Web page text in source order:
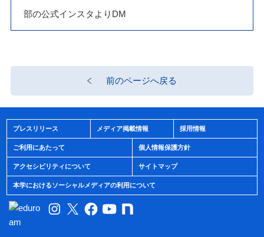
部の公式インスタよりDM
前のページへ戻る
プレスリリース メディア掲載情報 採用情報
ご利用にあたって 個人情報保護方針
アクセシビリティについて サイトマップ
本学におけるソーシャルメディアの利用について